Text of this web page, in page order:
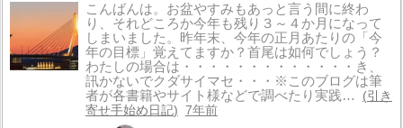
こんばんは。お盆やすみもあっと言う間に終わ
り、それどころか今年も残り３～４か月になって
しまいました。昨年末、今年の正月あたりの「今
年の目標」覚えてますか？首尾は如何でしょう？
わたしの場合は・・・・・・・・・・・・・き、
訊かないでクダサイマセ・・・※このブログは筆
者が各書籍やサイト様などで調べたり実践…
引き
寄せ手始め日記
7年前